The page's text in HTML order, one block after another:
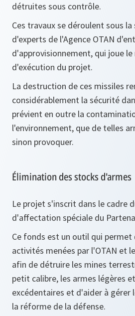
détruites sous contrôle.
Ces travaux se déroulent sous la
d'experts de l'Agence OTAN
d'approvisionnement, qui joue
d'exécution du projet.
La destruction de ces missiles
considérablement la sécurité
prévient en outre la
l'environnement, que de telles
sinon provoquer.
Élimination des stocks d'armes
Le projet s'inscrit dans le cadre
d'affectation spéciale du
Ce fonds est un outil qui permet
activités menées par l'OTAN et
afin de détruire les mines
petit calibre, les armes légères
excédentaires et d'aider à gérer
la réforme de la défense.